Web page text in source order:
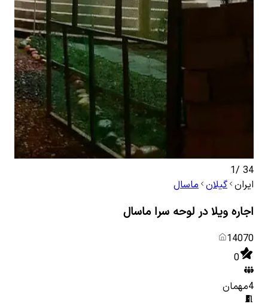
34
/
1
ایران گیلان ماسال
اجاره ویلا در لوحه سرا ماسال
14070
0
4مهمان